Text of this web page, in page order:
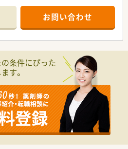
けでなく、医療機関の経営を支えるコンサ
て、最高位の「えるぼし」認定を受けて
環境で対応が可能です。
とベテラン事務スタッフ4名が在籍して
師求人です◎
剤師の業務をスムーズに遂行できる、高い
経験者を求めています。
ず、若手でもベテランの方でも、実力次
ができる魅力的な環境です。
験者向けの求人ですが、自立して業務を
シャルを感じさせる方なら相談可能で
開する地域密着型の薬局であるため、異
えて長く勤務できます。
お問い合わせ
条件にぴった
す。